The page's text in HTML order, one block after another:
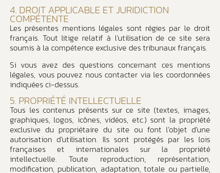
4. DROIT APPLICABLE ET JURIDICTION
COMPÉTENTE
Les présentes mentions légales sont régies par le droit
français. Tout litige relatif à l’utilisation de ce site sera
soumis à la compétence exclusive des tribunaux français.
Si vous avez des questions concernant ces mentions
légales, vous pouvez nous contacter via les coordonnées
indiquées ci-dessus.
5. PROPRIÉTÉ INTELLECTUELLE
Tous les contenus présents sur ce site (textes, images,
graphiques, logos, icônes, vidéos, etc.) sont la propriété
exclusive du propriétaire du site ou font l’objet d’une
autorisation d’utilisation. Ils sont protégés par les lois
françaises et internationales sur la propriété
intellectuelle. Toute reproduction, représentation,
modification, publication, adaptation, totale ou partielle,